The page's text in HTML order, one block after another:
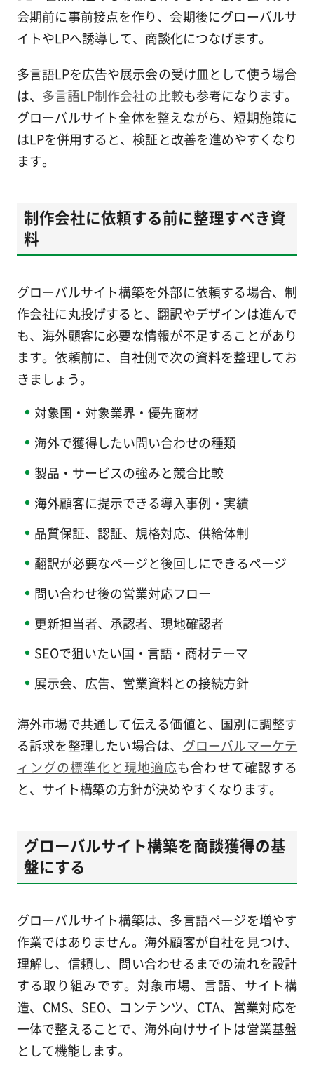
会期前に事前接点を作り、会期後にグローバルサ
イトやLPへ誘導して、商談化につなげます。
多言語LPを広告や展示会の受け皿として使う場合
は、 多言語LP制作会社の比較も参考になります。
グローバルサイト全体を整えながら、短期施策に
はLPを併用すると、検証と改善を進めやすくなり
ます。
制作会社に依頼する前に整理すべき資
料
グローバルサイト構築を外部に依頼する場合、制
作会社に丸投げすると、翻訳やデザインは進んで
も、海外顧客に必要な情報が不足することがあり
ます。依頼前に、自社側で次の資料を整理してお
きましょう。
対象国・対象業界・優先商材
海外で獲得したい問い合わせの種類
製品・サービスの強みと競合比較
海外顧客に提示できる導入事例・実績
品質保証、認証、規格対応、供給体制
翻訳が必要なページと後回しにできるページ
問い合わせ後の営業対応フロー
更新担当者、承認者、現地確認者
SEOで狙いたい国・言語・商材テーマ
展示会、広告、営業資料との接続方針
海外市場で共通して伝える価値と、国別に調整す
る訴求を整理したい場合は、 グローバルマーケテ
ィングの標準化と現地適応も合わせて確認する
と、サイト構築の方針が決めやすくなります。
グローバルサイト構築を商談獲得の基
盤にする
グローバルサイト構築は、多言語ページを増やす
作業ではありません。海外顧客が自社を見つけ、
理解し、信頼し、問い合わせるまでの流れを設計
する取り組みです。対象市場、言語、サイト構
造、CMS、SEO、コンテンツ、CTA、営業対応を
一体で整えることで、海外向けサイトは営業基盤
として機能します。